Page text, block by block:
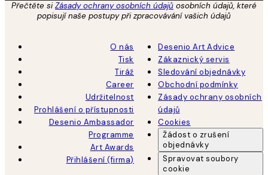
Přečtěte siZásady ochrany osobních údajů osobních údajů, které
popisují naše postupy při zpracovávání vašich údajů
O nás
Tisk
Tiráž
Career
Udržitelnost
Prohlášení o přístupnosti
Desenio Ambassador
Programme
Art Awards
Přihlášení (firma)
Desenio Art Advice
Zákaznický servis
Sledování objednávky
Obchodní podmínky
Zásady ochrany osobních
údajů
Cookies
Žádost o zrušení
objednávky
Spravovat soubory
cookie